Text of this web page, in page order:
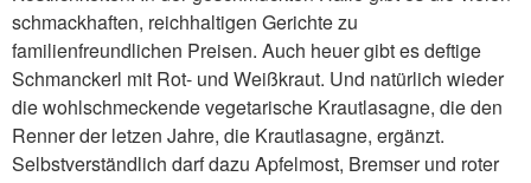
schmackhaften, reichhaltigen Gerichte zu
familienfreundlichen Preisen. Auch heuer gibt es deftige
Schmanckerl mit Rot- und Weißkraut. Und natürlich wieder
die wohlschmeckende vegetarische Krautlasagne, die den
Renner der letzen Jahre, die Krautlasagne, ergänzt.
Selbstverständlich darf dazu Apfelmost, Bremser und roter